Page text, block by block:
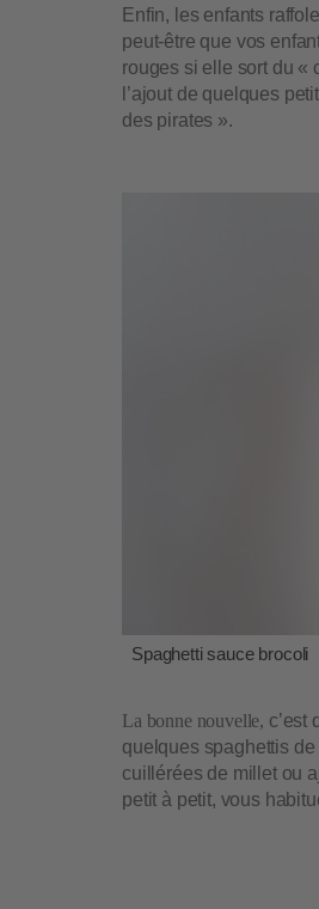
Enfin, les enfants
peut-être que vos
rouges si elle sort du «
l’ajout de quelques
des pirates ».
Spaghetti sauce brocoli
La bonne nouvelle, c’est
quelques spaghettis
cuillérées de millet ou
petit à petit, vous